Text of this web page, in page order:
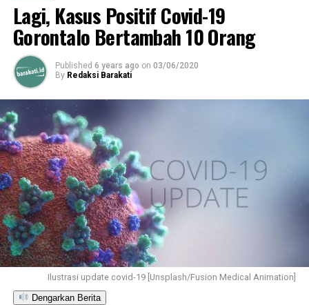
Lagi, Kasus Positif Covid-19
Gorontalo Bertambah 10 Orang
Published 6 years ago on 03/06/2020
By Redaksi Barakati
Ilustrasi update covid-19 [Unsplash/Fusion Medical Animation]
Dengarkan Berita